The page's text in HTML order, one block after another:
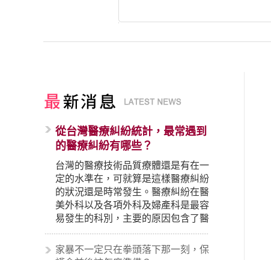
從台灣醫療糾紛統計，最常遇到
的醫療糾紛有哪些？
台灣的醫療技術品質療體還是有在一
定的水準在，可就算是這樣醫療糾紛
的狀況還是時常發生。醫療糾紛在醫
美外科以及各項外科及婦產科是最容
易發生的科別，主要的原因包含了醫
生未盡告知義務、醫療處置疏失、手
術疏失、術後照顧失當、醫療費用的
收取。雖然醫學進步，但醫生與病患
家暴不一定只在拳頭落下那一刻，保